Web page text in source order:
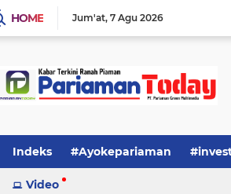
HOME Jum'at 7 Agu 2026
Indeks #Ayokepariaman
Video